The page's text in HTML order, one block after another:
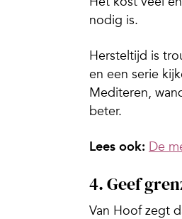
nodig is.
Hersteltijd is
en een serie
Mediteren,
beter.
Lees ook: De
4. Geef
Van Hoof zegt